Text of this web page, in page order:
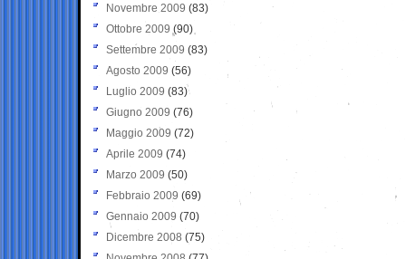
Novembre 2009 (83)
Ottobre 2009 (90)
Settembre 2009 (83)
Agosto 2009 (56)
Luglio 2009 (83)
Giugno 2009 (76)
Maggio 2009 (72)
Aprile 2009 (74)
Marzo 2009 (50)
Febbraio 2009 (69)
Gennaio 2009 (70)
Dicembre 2008 (75)